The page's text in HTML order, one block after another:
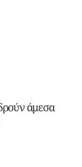
άμεσα